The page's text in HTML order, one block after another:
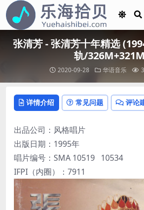
张清芳 - 张清芳十年精选
轨/
2020-09-28 华语音乐
详情介绍 常见问题 评论
出品公司：风格唱片
出版日期：1995年
唱片编号：SMA 10519 10534
IFPI（内圈）：7911